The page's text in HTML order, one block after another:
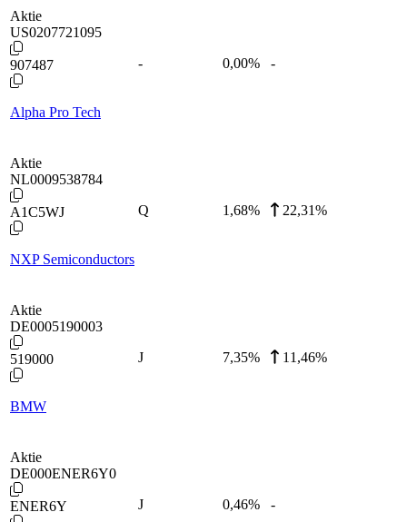
Aktie
US0207721095
907487
Alpha Pro Tech
- 0,00% -
Aktie
NL0009538784
A1C5WJ
NXP Semiconductors
Q 1,68% 22,31%
Aktie
DE0005190003
519000
BMW
J 7,35% 11,46%
Aktie
DE000ENER6Y0
ENER6Y J 0,46% -